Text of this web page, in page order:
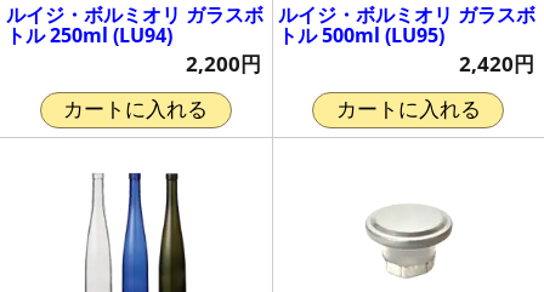
ルイジ・ボルミオリ ガラスボ
トル 250ml (LU94)
2,200円
カートに入れる
ルイジ・ボルミオリ ガラスボ
トル 500ml (LU95)
2,420円
カートに入れる